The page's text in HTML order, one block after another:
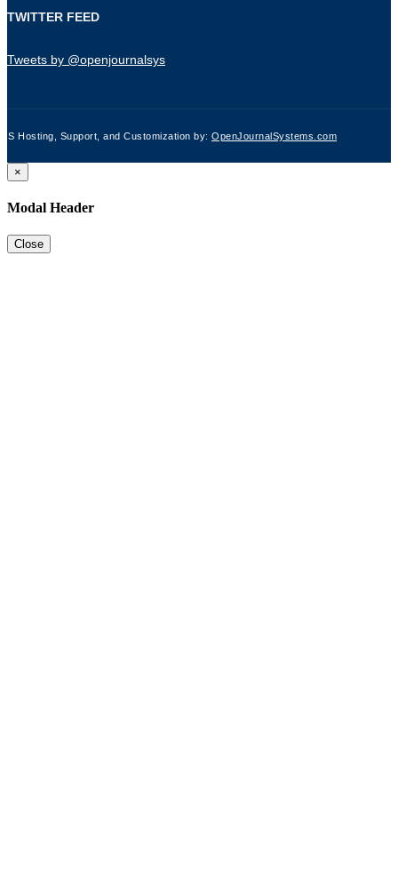
TWITTER FEED
Tweets by @openjournalsys
Hosting, Support, and Customization by: OpenJournalSystems.com
×
Modal Header
Close